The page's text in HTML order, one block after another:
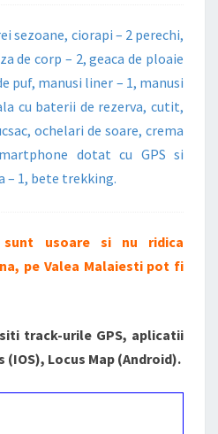
sezoane, ciorapi – 2 perechi,
de corp – 2, geaca de ploaie
puf, manusi liner – 1, manusi
cu baterii de rezerva, cutit,
ochelari de soare, crema
dotat cu GPS si
– 1, bete trekking.
sunt usoare si nu ridica
pe Valea Malaiesti pot fi
track-urile GPS, aplicatii
Locus Map (Android).